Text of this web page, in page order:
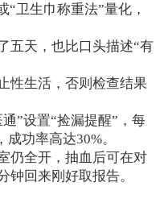
“卫生巾称重法”量化，
五天，也比口头描述“有
性生活，否则检查结果
”设置“捡漏提醒”，每
功率高达30%。
仍全开，抽血后可在对
钟回来刚好取报告。